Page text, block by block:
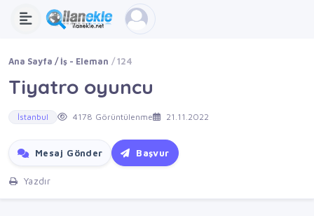
Ana Sayfa İş - Eleman 124
Tiyatro oyuncu
İstanbul 4178 Görüntülenme 21.11.2022
Mesaj Gönder Başvur
Yazdır